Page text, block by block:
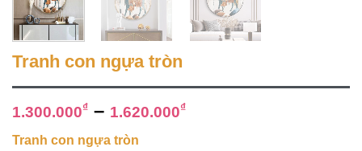
Tranh con ngựa tròn
1.300.000₫ – 1.620.000₫
Tranh con ngựa tròn